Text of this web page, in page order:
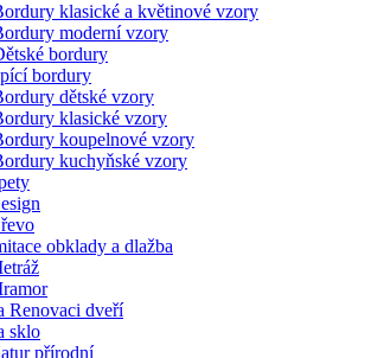
klasické a květinové vzory
moderní vzory
bordury
bordury
dětské vzory
klasické vzory
koupelnové vzory
kuchyňské vzory
obklady a dlažba
Renovaci dveří
sklo
přírodní